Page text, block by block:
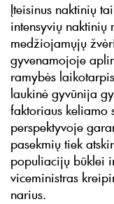
Įteisinus naktinių
intensyvių
medžiojamųjų
gyvenamojoje
ramybės
laukinė gyvūnija
faktoriaus keliamo
perspektyvoje
pasekmių tiek
populiacijų būklei
viceministras
narius.